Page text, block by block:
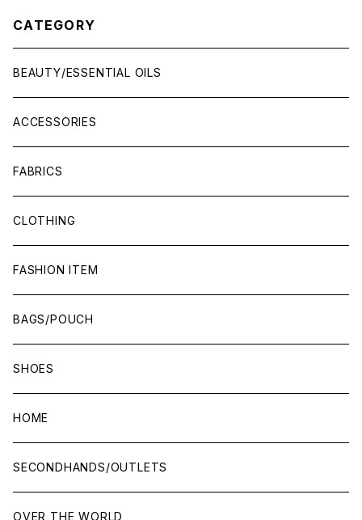
CATEGORY
BEAUTY/ESSENTIAL OILS
ACCESSORIES
FABRICS
CLOTHING
FASHION ITEM
BAGS/POUCH
SHOES
HOME
SECONDHANDS/OUTLETS
OVER THE WORLD